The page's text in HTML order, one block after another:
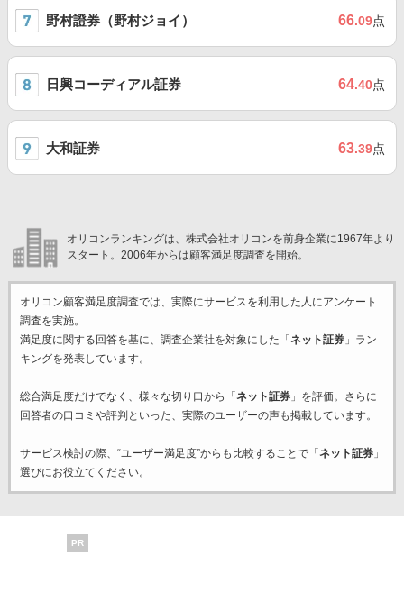
野村證券（野村ジョイ） 66.09点
日興コーディアル証券 64.40点
大和証券 63.39点
オリコンランキングは、株式会社オリコンを前身企業に1967年より
スタート。2006年からは顧客満足度調査を開始。
オリコン顧客満足度調査では、実際にサービスを利用した 人にアンケート
調査を実施。
満足度に関する回答を基に、調査企業社を対象にした「 ネット証券」ラン
キングを発表しています。
総合満足度だけでなく、様々な切り口から「 ネット証券」を評価。さらに
回答者の口コミや評判といった、実際のユーザーの声も掲載しています。
サービス検討の際、“ユーザー満足度”からも比較することで「 ネット証券」
選びにお役立てください。
PR